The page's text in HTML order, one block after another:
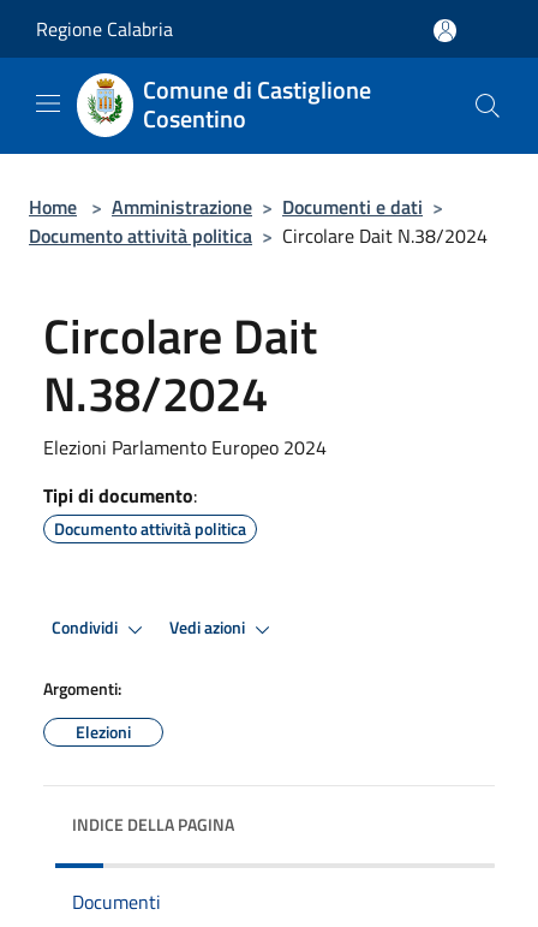
Regione Calabria
Comune di Castiglione
Cosentino
Home > Amministrazione > Documenti e dati >
Documento attività politica > Circolare Dait N.38/2024
Circolare Dait
N.38/2024
Elezioni Parlamento Europeo 2024
Tipi di documento:
Documento attività politica
Condividi Vedi azioni
Argomenti:
Elezioni
INDICE DELLA PAGINA
Documenti